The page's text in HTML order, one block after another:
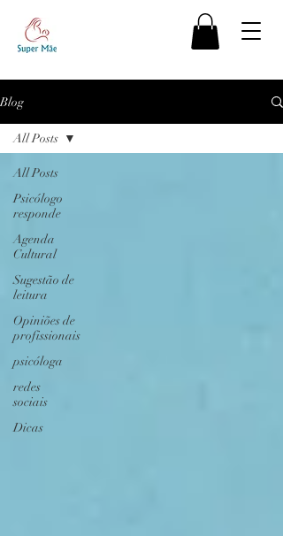
Blog
All Posts
Psicólogo
responde
Agenda
Cultural
Sugestão de
leitura
Opiniões de
profissionais
psicóloga
redes
sociais
Dicas
All Posts